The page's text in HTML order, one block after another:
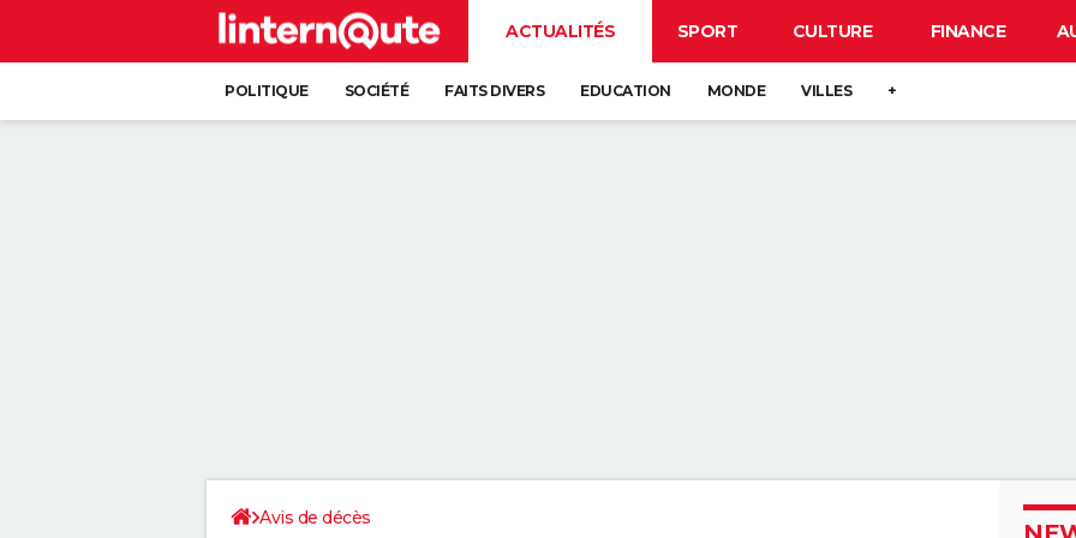
ACTUALITÉS SPORT CULTURE FINANCE
POLITIQUE SOCIÉTÉ FAITS DIVERS EDUCATION MONDE VILLES +
Avis de décès